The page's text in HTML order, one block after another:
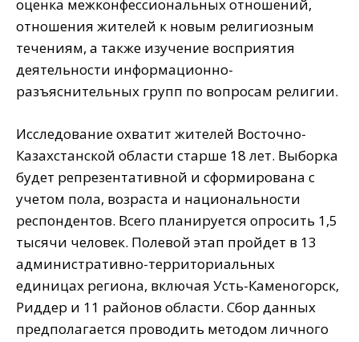
оценка межконфессиональных отношений,
отношения жителей к новым религиозным
течениям, а также изучение восприятия
деятельности информационно-
разъяснительных групп по вопросам религии.
Исследование охватит жителей Восточно-
Казахстанской области старше 18 лет. Выборка
будет репрезентативной и сформирована с
учетом пола, возраста и национальности
респондентов. Всего планируется опросить 1,5
тысячи человек. Полевой этап пройдет в 13
административно-территориальных
единицах региона, включая Усть-Каменогорск,
Риддер и 11 районов области. Сбор данных
предполагается проводить методом личного